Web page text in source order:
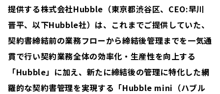
提供する株式会社Hubble（東京都渋谷区、CEO:早川
晋平、以下Hubble社）は、これまでご提供していた、
契約書締結前の業務フローから締結後管理までを一気通
貫で行い契約業務全体の効率化・生産性を向上する
「Hubble」に加え、新たに締結後の管理に特化した網
羅的な契約書管理を実現する「Hubble mini（ハブル